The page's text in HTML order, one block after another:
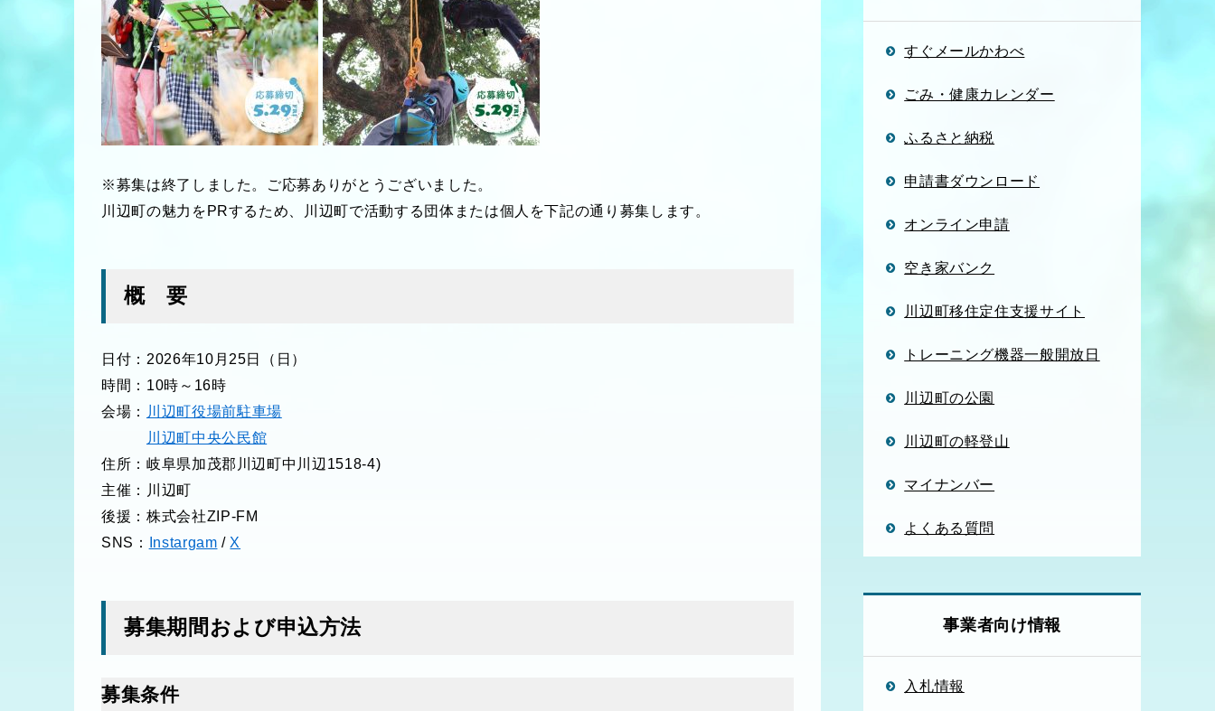
※募集は終了しました。ご応募ありがとうございました。
川辺町の魅力をPRするため、川辺町で活動する団体または個人を下記の通り募集します。
概 要
日付：2026年10月25日（日）
時間：10時～16時
会場：
川辺町役場前駐車場
川辺町中央公民館
住所：岐阜県加茂郡川辺町中川辺1518-4)
主催：川辺町
後援：株式会社ZIP-FM
SNS： Instargam / X
募集期間および申込方法
募集条件
すぐメールかわべ
ごみ・健康カレンダー
ふるさと納税
申請書ダウンロード
オンライン申請
空き家バンク
川辺町移住定住支援サイト
トレーニング機器一般開放日
川辺町の公園
川辺町の軽登山
マイナンバー
よくある質問
事業者向け情報
入札情報